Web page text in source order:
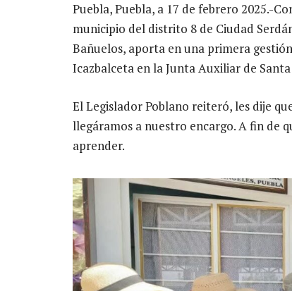
Puebla, Puebla, a 17 de febrero 2025.-
municipio del distrito 8 de Ciudad
Bañuelos, aporta en una primera
Icazbalceta en la Junta Auxiliar de
El Legislador Poblano reiteró, les dije
llegáramos a nuestro encargo. A fin de
aprender.